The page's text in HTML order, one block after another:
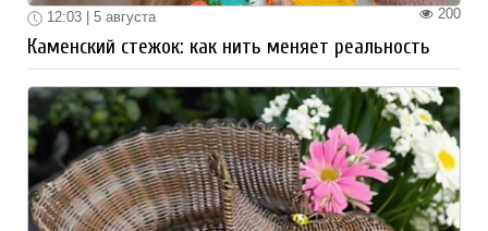
200
12:03 | 5 августа
Каменский стежок: как нить меняет реальность